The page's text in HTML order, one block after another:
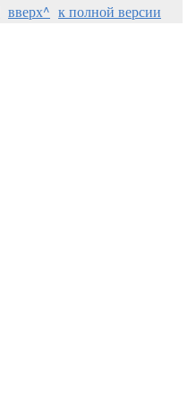
вверх^ к полной версии